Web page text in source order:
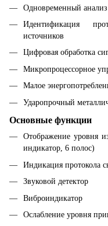
Одновременный
Идентификация
источников
Цифровая обработка
Микропроцессорное
Малое
Ударопрочный
Основные функции
Отображение уровня
индикатор, 6 полос)
Индикация протокола
Звуковой детектор
Виброиндикатор
Ослабление уровня